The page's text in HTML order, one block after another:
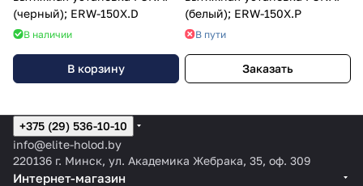
(черный); ERW-150X.D
В наличии
В корзину
(белый); ERW-150X.P
В пути
Заказать
+375 (29) 536-10-10
info@elite-holod.by
220136 г. Минск, ул. Академика Жебрака, 35, оф. 309
Интернет-магазин